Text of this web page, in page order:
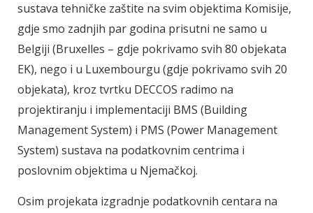
sustava tehničke zaštite na svim objektima Komisije,
gdje smo zadnjih par godina prisutni ne samo u
Belgiji (Bruxelles – gdje pokrivamo svih 80 objekata
EK), nego i u Luxembourgu (gdje pokrivamo svih 20
objekata), kroz tvrtku DECCOS radimo na
projektiranju i implementaciji BMS (Building
Management System) i PMS (Power Management
System) sustava na podatkovnim centrima i
poslovnim objektima u Njemačkoj.
Osim projekata izgradnje podatkovnih centara na